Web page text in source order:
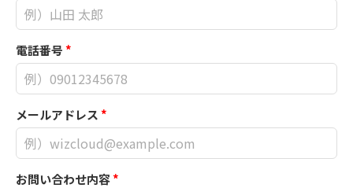
電話番号*
メールアドレス*
お問い合わせ内容*